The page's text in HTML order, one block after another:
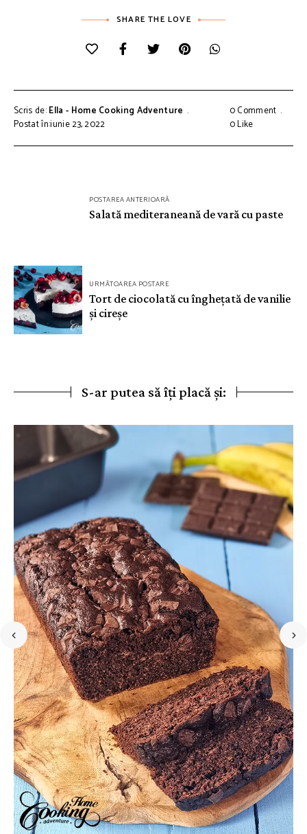
SHARE THE LOVE
Scris de:Ella - Home Cooking Adventure
Postat în:iunie 23, 2022
0 Comment
0Like
POSTAREA ANTERIOARĂ
Salată mediteraneană de vară cu paste
URMĂTOAREA POSTARE
Tort de ciocolată cu înghețată de vanilie
și cireșe
S-ar putea să îți placă și: